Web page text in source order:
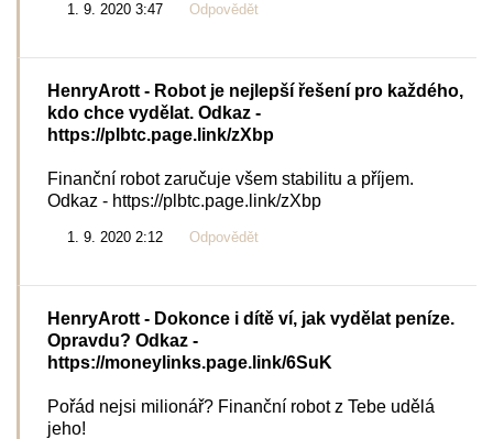
1. 9. 2020 3:47 Odpovědět
HenryArott - Robot je nejlepší řešení pro každého,
kdo chce vydělat. Odkaz -
https://plbtc.page.link/zXbp
Finanční robot zaručuje všem stabilitu a příjem.
Odkaz - https://plbtc.page.link/zXbp
1. 9. 2020 2:12 Odpovědět
HenryArott - Dokonce i dítě ví, jak vydělat peníze.
Opravdu? Odkaz -
https://moneylinks.page.link/6SuK
Pořád nejsi milionář? Finanční robot z Tebe udělá
jeho!